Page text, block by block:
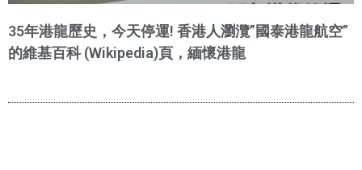
35年港龍歷史，今天停運! 香港人瀏灠”國泰港龍航空”
的維基百科 (Wikipedia)頁，緬懷港龍